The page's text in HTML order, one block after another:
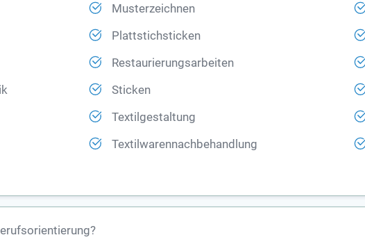
Musterzeichnen
Plattstichsticken
Restaurierungsarbeiten
Sticken
Textilgestaltung
Textilwarennachbehandlung